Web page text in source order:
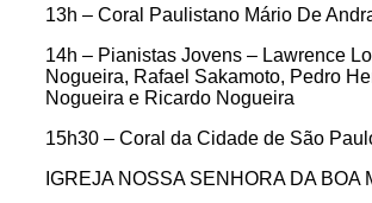
13h – Coral Paulistano Mário De
14h – Pianistas Jovens – Lawrence
Nogueira, Rafael Sakamoto, Pedro
Nogueira e Ricardo Nogueira
15h30 – Coral da Cidade de São
IGREJA NOSSA SENHORA DA BOA